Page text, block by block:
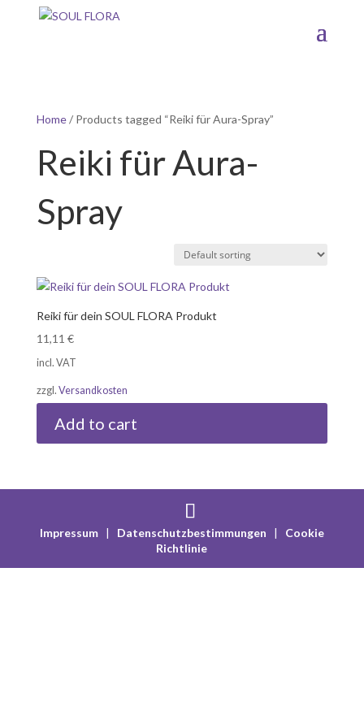
Home/ Products tagged “Reiki für Aura-Spray”
Reiki für Aura-
Spray
Reiki für dein SOUL FLORA Produkt
11,11 €
incl. VAT
zzgl. Versandkosten
Add to cart
Impressum| Datenschutzbestimmungen | Cookie
Richtlinie